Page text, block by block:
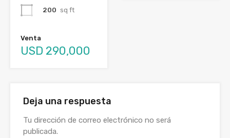
200 sq ft
Venta
USD 290,000
Deja una respuesta
Tu dirección de correo electrónico no será
publicada.